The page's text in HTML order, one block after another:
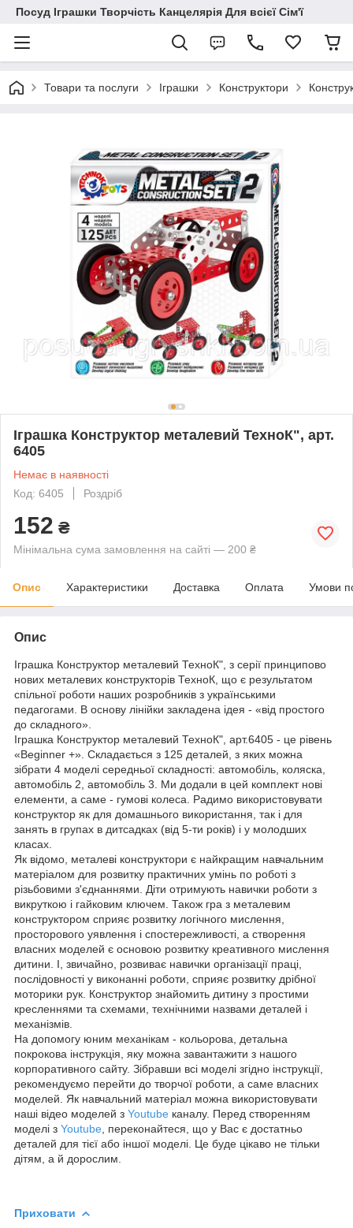
Посуд Іграшки Творчість Канцелярія Для всієї Сім'ї
Товари та послуги Іграшки Конструктори
Іграшка Конструктор металевий ТехноК", арт.
6405
Немає в наявності
Код: 6405
Роздріб
152 ₴
Мінімальна сума замовлення на сайті — 200 ₴
Опис Характеристики Доставка Оплата Умови
Опис
Іграшка Конструктор металевий ТехноК", з серії принципово
нових металевих конструкторів ТехноК, що є результатом
спільної роботи наших розробників з українськими
педагогами. В основу лінійки закладена ідея - «від простого
до складного».
Іграшка Конструктор металевий ТехноК", арт.6405 - це рівень
«Beginner +». Складається з 125 деталей, з яких можна
зібрати 4 моделі середньої складності: автомобіль, коляска,
автомобіль 2, автомобіль 3. Ми додали в цей комплект нові
елементи, а саме - гумові колеса. Радимо використовувати
конструктор як для домашнього використання, так і для
занять в групах в дитсадках (від 5-ти років) і у молодших
класах.
Як відомо, металеві конструктори є найкращим навчальним
матеріалом для розвитку практичних умінь по роботі з
різьбовими з'єднаннями. Діти отримують навички роботи з
викруткою і гайковим ключем. Також гра з металевим
конструктором сприяє розвитку логічного мислення,
просторового уявлення і спостережливості, а створення
власних моделей є основою розвитку креативного мислення
дитини. І, звичайно, розвиває навички організації праці,
послідовності у виконанні роботи, сприяє розвитку дрібної
моторики рук. Конструктор знайомить дитину з простими
кресленнями та схемами, технічними назвами деталей і
механізмів.
На допомогу юним механікам - кольорова, детальна
покрокова інструкція, яку можна завантажити з нашого
корпоративного сайту. Зібравши всі моделі згідно інструкції,
рекомендуємо перейти до творчої роботи, а саме власних
моделей. Як навчальний матеріал можна використовувати
наші відео моделей з Youtube каналу. Перед створенням
моделі з Youtube , переконайтеся, що у Вас є достатньо
деталей для тієї або іншої моделі. Це буде цікаво не тільки
дітям, а й дорослим.
Приховати